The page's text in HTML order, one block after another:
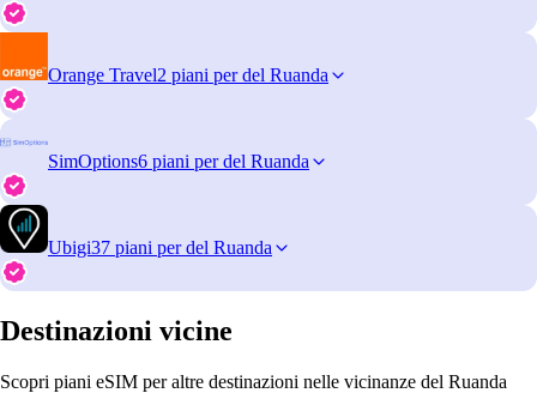
Orange Travel2 piani per del Ruanda
SimOptions6 piani per del Ruanda
Ubigi37 piani per del Ruanda
Destinazioni vicine
Scopri piani eSIM per altre destinazioni nelle vicinanze del Ruanda